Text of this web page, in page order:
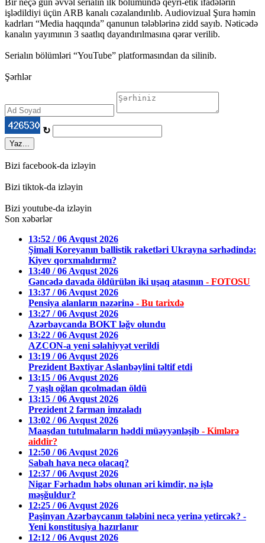
Bir neçə gün əvvəl serialın ilk bölümündə qeyri-etik ifadələrin
işlədildiyi üçün ARB kanalı cəzalandırılıb. Audiovizual Şura həmin
kadrları “Media haqqında” qanunun tələblərinə zidd sayıb. Nəticədə
kanalın yayımının 3 saatlıq dayandırılmasına qərar verilib.
Serialın bölümləri “YouTube” platformasından da silinib.
Şərhlər
↻
Yaz...
Bizi facebook-da izləyin
Bizi tiktok-da izləyin
Bizi youtube-da izləyin
Son xəbərlər
13:52 / 06 Avqust 2026
Şimali Koreyanın ballistik raketləri Ukrayna sərhədində:
Kiyev qorxmalıdırmı?
13:40 / 06 Avqust 2026
Gəncədə davada öldürülən iki uşaq atasının - FOTOSU
13:37 / 06 Avqust 2026
Pensiya alanların nəzərinə - Bu tarixdə
13:27 / 06 Avqust 2026
Azərbaycanda BOKT ləğv olundu
13:22 / 06 Avqust 2026
AZCON-a yeni səlahiyyət verildi
13:19 / 06 Avqust 2026
Prezident Bəxtiyar Aslanbəylini təltif etdi
13:15 / 06 Avqust 2026
7 yaşlı oğlan qıcolmadan öldü
13:15 / 06 Avqust 2026
Prezident 2 fərman imzaladı
13:02 / 06 Avqust 2026
Maaşdan tutulmaların həddi müəyyənləşib - Kimlərə
aiddir?
12:50 / 06 Avqust 2026
Sabah hava necə olacaq?
12:37 / 06 Avqust 2026
Nigar Fərhadın həbs olunan əri kimdir, nə işlə
məşğuldur?
12:25 / 06 Avqust 2026
Paşinyan Azərbaycanın tələbini necə yerinə yetircək? -
Yeni konstitusiya hazırlanır
12:12 / 06 Avqust 2026